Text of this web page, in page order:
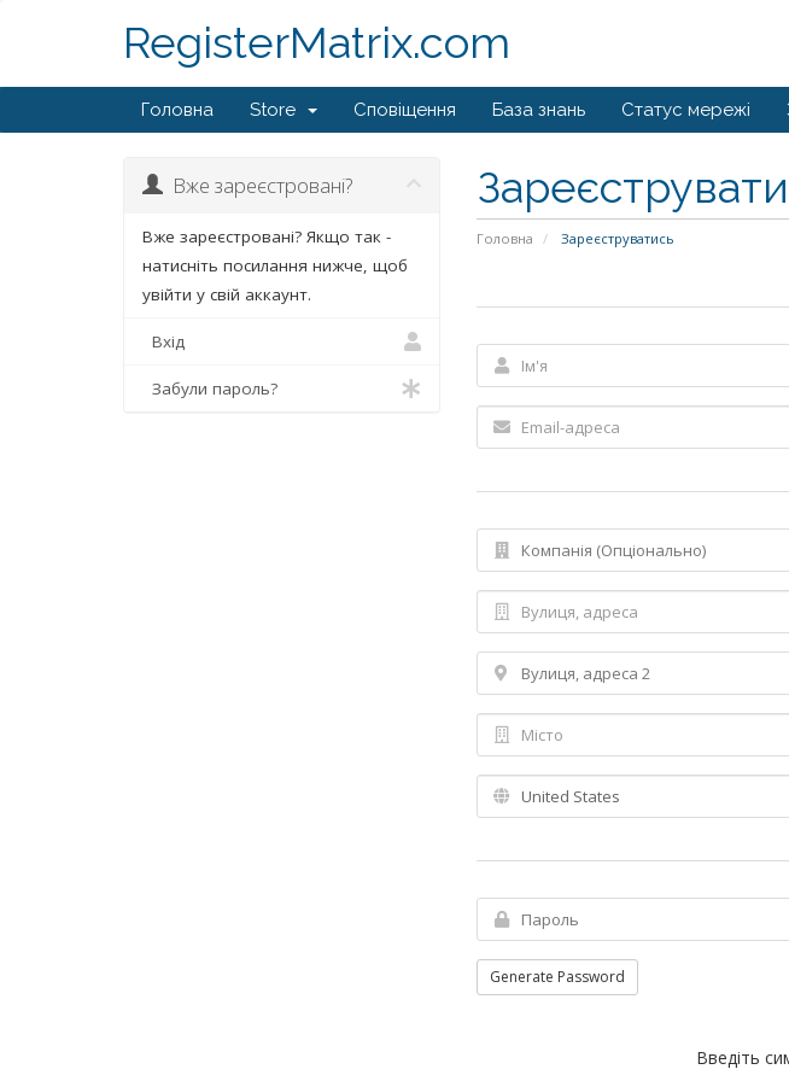
RegisterMatrix.com
Головна Store Сповіщення База знань Статус мережі
Головна Зареєструватись
Вже зареєстровані?
Вже зареєстровані? Якщо так -
натисніть посилання нижче, щоб
увійти у свій аккаунт.
Вхід
Забули пароль?
Generate Password
Введіть